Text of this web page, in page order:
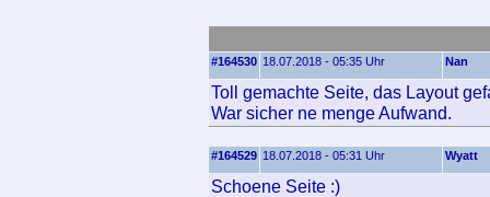
#164530 18.07.2018 - 05:35 Uhr Nan
Toll gemachte Seite, das Layout
War sicher ne menge Aufwand.
#164529 18.07.2018 - 05:31 Uhr Wyatt
Schoene Seite :)